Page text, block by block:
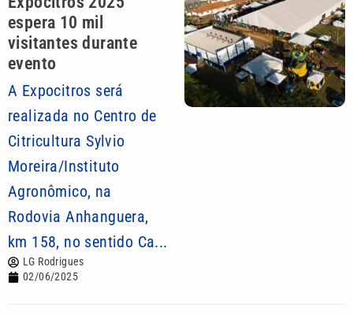
espera 10 mil
visitantes durante
evento
A Expocitros será
realizada no Centro de
Citricultura Sylvio
Moreira/Instituto
Agronômico, na
Rodovia Anhanguera,
km 158, no sentido Ca...
LG Rodrigues
02/06/2025